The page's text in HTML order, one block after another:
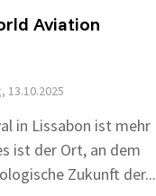
Aviation
13.10.2025
in Lissabon ist mehr
ist der Ort, an dem
Zukunft der...